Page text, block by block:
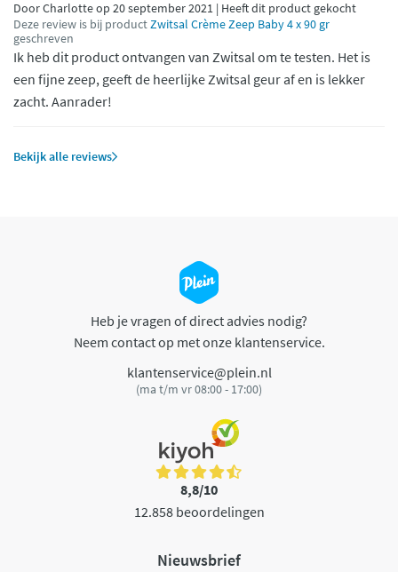
Door Charlotte op 20 september 2021 | Heeft dit product gekocht
Deze review is bij productZwitsal Crème Zeep Baby 4 x 90 gr
geschreven
Ik heb dit product ontvangen van Zwitsal om te testen. Het is
een fijne zeep, geeft de heerlijke Zwitsal geur af en is lekker
zacht. Aanrader!
Bekijk alle reviews
Heb je vragen of direct advies nodig?
Neem contact op met onze klantenservice.
klantenservice@plein.nl
(ma t/m vr 08:00 - 17:00)
8,8/10
12.858 beoordelingen
Nieuwsbrief